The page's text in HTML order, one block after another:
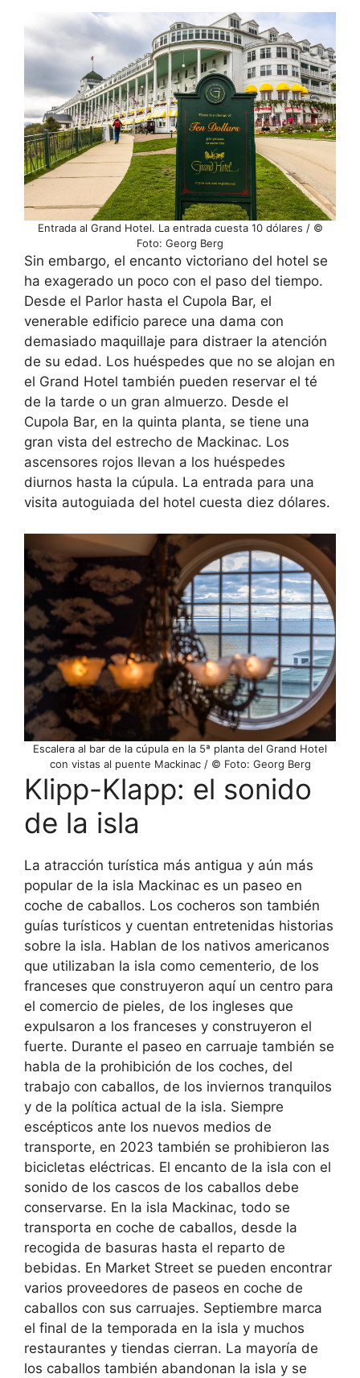
Entrada al Grand Hotel. La entrada cuesta 10 dólares / ©
Foto: Georg Berg
Sin embargo, el encanto victoriano del hotel se
ha exagerado un poco con el paso del tiempo.
Desde el Parlor hasta el Cupola Bar, el
venerable edificio parece una dama con
demasiado maquillaje para distraer la atención
de su edad. Los huéspedes que no se alojan en
el Grand Hotel también pueden reservar el té
de la tarde o un gran almuerzo. Desde el
Cupola Bar, en la quinta planta, se tiene una
gran vista del estrecho de Mackinac. Los
ascensores rojos llevan a los huéspedes
diurnos hasta la cúpula. La entrada para una
visita autoguiada del hotel cuesta diez dólares.
Escalera al bar de la cúpula en la 5ª planta del Grand Hotel
con vistas al puente Mackinac / © Foto: Georg Berg
Klipp-Klapp: el sonido
de la isla
La atracción turística más antigua y aún más
popular de la isla Mackinac es un paseo en
coche de caballos. Los cocheros son también
guías turísticos y cuentan entretenidas historias
sobre la isla. Hablan de los nativos americanos
que utilizaban la isla como cementerio, de los
franceses que construyeron aquí un centro para
el comercio de pieles, de los ingleses que
expulsaron a los franceses y construyeron el
fuerte. Durante el paseo en carruaje también se
habla de la prohibición de los coches, del
trabajo con caballos, de los inviernos tranquilos
y de la política actual de la isla. Siempre
escépticos ante los nuevos medios de
transporte, en 2023 también se prohibieron las
bicicletas eléctricas. El encanto de la isla con el
sonido de los cascos de los caballos debe
conservarse. En la isla Mackinac, todo se
transporta en coche de caballos, desde la
recogida de basuras hasta el reparto de
bebidas. En Market Street se pueden encontrar
varios proveedores de paseos en coche de
caballos con sus carruajes. Septiembre marca
el final de la temporada en la isla y muchos
restaurantes y tiendas cierran. La mayoría de
los caballos también abandonan la isla y se